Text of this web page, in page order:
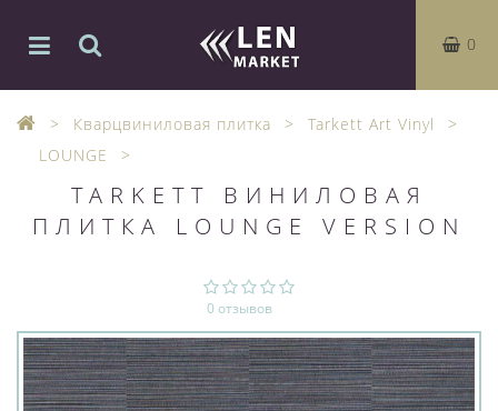
0
Кварцвиниловая плитка
Tarkett Art Vinyl
LOUNGE
TARKETT ВИНИЛОВАЯ
ПЛИТКА LOUNGE VERSION
0 отзывов